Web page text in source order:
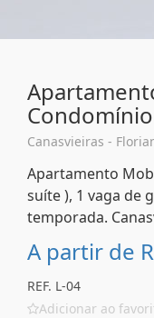
Canasvieiras -
Apartamento
suíte ), 1 vaga de
temporada.
A partir de
REF. L-04
Adicionar ao